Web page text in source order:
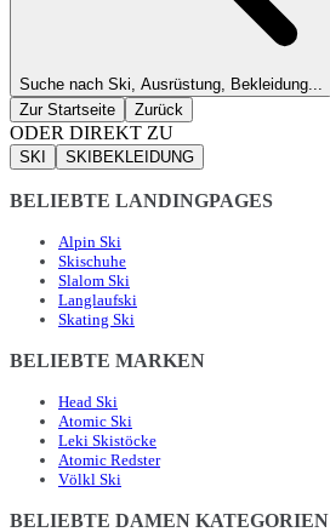
Suche nach Ski, Ausrüstung, Bekleidung...
Zur Startseite
Zurück
ODER DIREKT ZU
SKI SKIBEKLEIDUNG
BELIEBTE LANDINGPAGES
Alpin Ski
Skischuhe
Slalom Ski
Langlaufski
Skating Ski
BELIEBTE MARKEN
Head Ski
Atomic Ski
Leki Skistöcke
Atomic Redster
Völkl Ski
BELIEBTE DAMEN KATEGORIEN